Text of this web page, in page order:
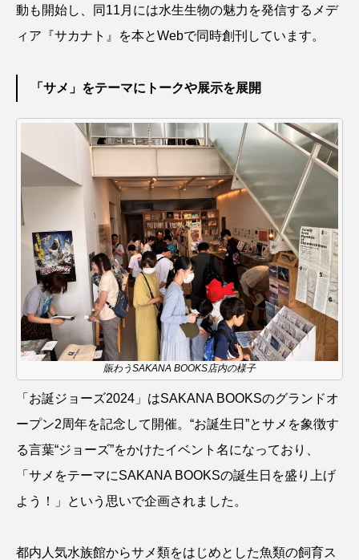
イリエワニ イワナ インドネシア
ウツボ ウナギ
ウマヅラハギ ウミウシ エイ
エゾアイナメ エッセイ オオカミウオ
オオグソクムシ オオサンショウウオ
オスカー オタリア
オットセイ オニヒトデ オワンクラゲ
オーストラリア カイエビ カイギュウ
カイロウドウケツ カイワリ
カエルアンコウ カガミガイ カキ
カクレクマノミ カゴカマス カジカ
カタボシイワシ カツオ カニ
カブトエビ カブトクラゲ カミクラゲ
カレイ カワウソ カワハギ
カワバタモロコ カワムツ ガラ・ルファ
動も開始し、同11月には水生生物の魅力を発信するメデ
ィア『サカナト』を本とWebで同時創刊しています。
「サメ」をテーマにトークや展示を展開
賑わうSAKANA BOOKS店内の様子
「お誕ジョーズ2024」はSAKANA BOOKSのグランドオ
ープン2周年を記念して開催。“お誕生日”とサメを象徴す
る言葉“ジョーズ”をかけたイベント名になっており、
「サメをテーマにSAKANA BOOKSの誕生日を盛り上げ
よう！」という思いで企画されました。
都内人気水族館からサメ類をはじめとした魚類の飼育ス